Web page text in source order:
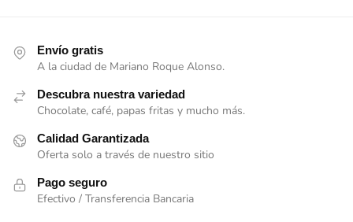
Envío gratis
A la ciudad de Mariano Roque Alonso.
Descubra nuestra variedad
Chocolate, café, papas fritas y mucho más.
Calidad Garantizada
Oferta solo a través de nuestro sitio
Pago seguro
Efectivo / Transferencia Bancaria